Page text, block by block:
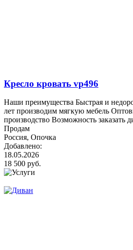
Кресло кровать vp496
Наши преимущества Быстрая и
лет производим мягкую мебель
производство Возможность заказать
Продам
Россия, Опочка
Добавлено:
18.05.2026
18 500 руб.